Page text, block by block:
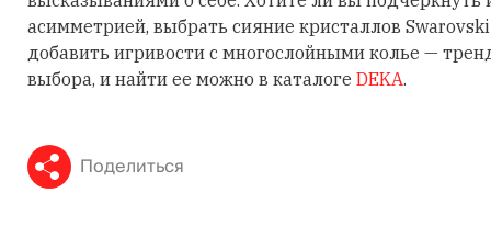
асимметрией, выбрать сияние кристаллов
добавить игривости с многослойными колье —
выбора, и найти ее можно в каталоге DEKA.
Поделиться